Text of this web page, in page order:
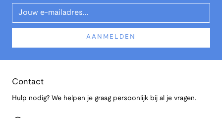
Your Email
AANMELDEN
Contact
Hulp nodig? We helpen je graag persoonlijk bij al je vragen.